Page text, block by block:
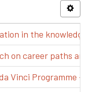
in the
on career paths
Vinci Programme